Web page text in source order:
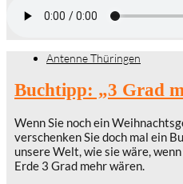
Antenne Thüringen
Buchtipp: „3 Grad
Wenn Sie noch ein
verschenken Sie doch mal ein
unsere Welt, wie sie wäre,
Erde 3 Grad mehr wären.